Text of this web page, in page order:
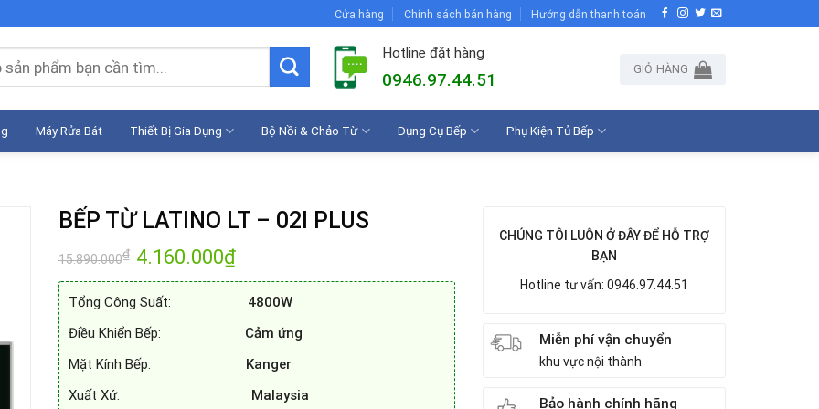
Cửa hàng Chính sách bán hàng Hướng dẫn thanh toán
Hotline đặt hàng
0946.97.44.51
GIỎ HÀNG
Máy Rửa Bát Thiết Bị Gia Dụng Bộ Nồi & Chảo Từ Dụng Cụ Bếp Phụ Kiện Tủ Bếp
BẾP TỪ LATINO LT – 02I PLUS
15.890.000₫
Giá
gốc
là:
4.160.000₫Giá
hiện
tại
4.160.000₫.
Tổng Công Suất:
4800W
Điều Khiển Bếp: Cảm ứng
Mặt Kính Bếp:
Kanger
Xuất Xứ: Malaysia
CHÚNG TÔI LUÔN Ở ĐÂY ĐỂ HỖ TRỢ
BẠN
Hotline tư vấn: 0946.97.44.51
Miễn phí vận chuyển
khu vực nội thành
Bảo hành chính hãng